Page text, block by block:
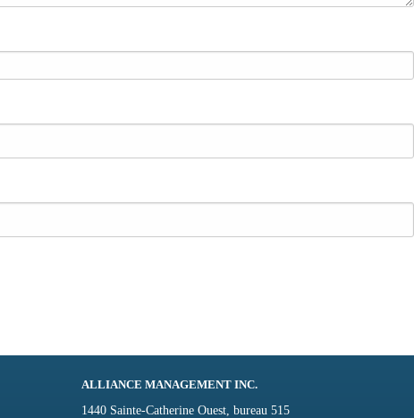
ALLIANCE MANAGEMENT INC.
1440 Sainte-Catherine Ouest, bureau 515